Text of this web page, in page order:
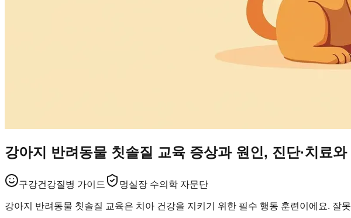
강아지 반려동물 칫솔질 교육 증상과 원인, 진단·치료와
구강건강질병 가이드 멍실장 수의학 자문단
강아지 반려동물 칫솔질 교육은 치아 건강을 지키기 위한 필수 행동 훈련이에요.